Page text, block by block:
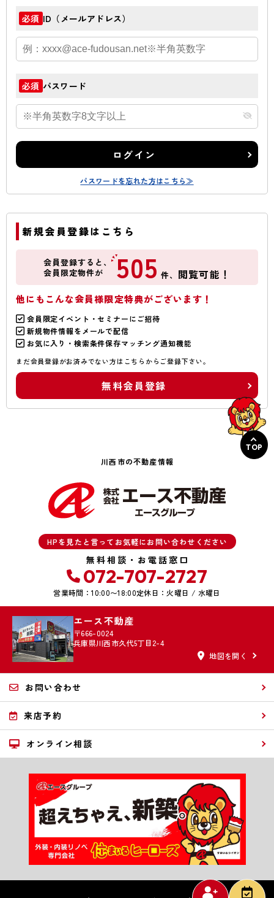
必須 ID（メールアドレス）
必須 パスワード
ログイン
パスワードを忘れた方はこちら≫
新規会員登録はこちら
会員登録すると、
会員限定物件が
505 件、 閲覧可能！
他にもこんな会員様限定特典がございます！
会員限定イベント・セミナーにご招待
新規物件情報をメールで配信
お気に入り・検索条件保存マッチング通知機能
まだ会員登録がお済みでない方はこちらからご登録下さい。
無料会員登録
TOP
川西市の不動産情報
HPを見たと言ってお気軽にお問い合わせください
無料相談・お電話窓口
072-707-2727
営業時間：10:00〜18:00定休日：火曜日 / 水曜日
エース不動産
〒666-0024
兵庫県川西市久代5丁目2-4
地図を開く
お問い合わせ
来店予約
オンライン相談